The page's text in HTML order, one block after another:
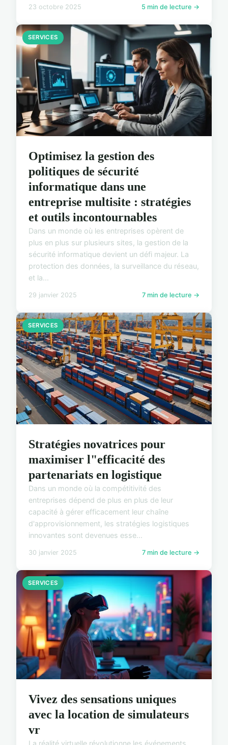
23 octobre 2025 5 min de lecture →
SERVICES
Optimisez la gestion des
politiques de sécurité
informatique dans une
entreprise multisite : stratégies
et outils incontournables
Dans un monde où les entreprises opèrent de
plus en plus sur plusieurs sites, la gestion de la
sécurité informatique devient un défi majeur. La
protection des données, la surveillance du réseau,
et la...
29 janvier 2025 7 min de lecture →
SERVICES
Stratégies novatrices pour
maximiser l"efficacité des
partenariats en logistique
Dans un monde où la compétitivité des
entreprises dépend de plus en plus de leur
capacité à gérer efficacement leur chaîne
d'approvisionnement, les stratégies logistiques
innovantes sont devenues esse...
30 janvier 2025 7 min de lecture →
SERVICES
Vivez des sensations uniques
avec la location de simulateurs
vr